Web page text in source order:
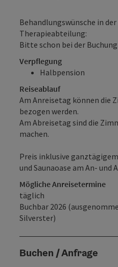
Behandlungswünsche in
Therapieabteilung:
Bitte schon bei der
Verpflegung
Halbpension
Reiseablauf
Am Anreisetag können die
bezogen werden.
Am Abreisetag sind die
machen.
Preis inklusive
und Saunaoase am An- und
Mögliche Anreisetermine
täglich
Buchbar 2026
Silverster)
Buchen / Anfrage